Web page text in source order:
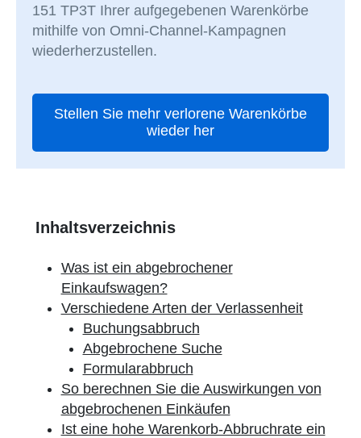
151 TP3T Ihrer aufgegebenen Warenkörbe
mithilfe von Omni-Channel-Kampagnen
wiederherzustellen.
Stellen Sie mehr verlorene Warenkörbe
wieder her
Inhaltsverzeichnis
Was ist ein abgebrochener
Einkaufswagen?
Verschiedene Arten der Verlassenheit
Buchungsabbruch
Abgebrochene Suche
Formularabbruch
So berechnen Sie die Auswirkungen von
abgebrochenen Einkäufen
Ist eine hohe Warenkorb-Abbruchrate ein